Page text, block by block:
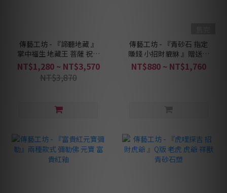
傳藝工坊 - 『諦聽地藏 』
掌中福生 地藏王 菩薩 祝福
心願 水晶 開運 青砂石 茶
寵 擺飾
NT$1,280 ~ NT$3,570
NT$3,870
傳藝工坊 - 『青砂石 指定
賺錢 小招財貔貅 』贈送銅
錢、小石鼓 祥獸 可一對收
藏！
NT$880 ~ NT$1,760